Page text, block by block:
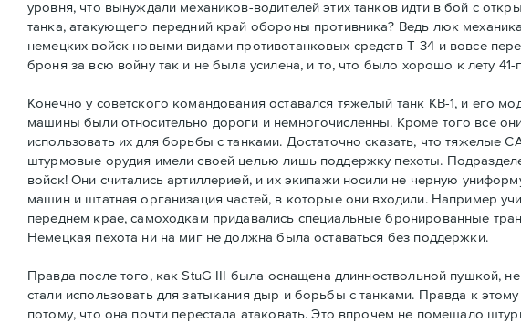
уровня, что вынуждали механиков-водителей этих танков идти в бой с
танка, атакующего передний край обороны противника? Ведь люк
немецких войск новыми видами противотанковых средств Т-34 и вовсе
броня за всю войну так и не была усилена, и то, что было хорошо к лету
Конечно у советского командования оставался тяжелый танк КВ-1, и его
машины были относительно дороги и немногочисленны. Кроме того все
использовать их для борьбы с танками. Достаточно сказать, что
штурмовые орудия имели своей целью лишь поддержку пехоты.
войск! Они считались артиллерией, и их экипажи носили не черную
машин и штатная организация частей, в которые они входили. Например
переднем крае, самоходкам придавались специальные бронированные
Немецкая пехота ни на миг не должна была оставаться без поддержки.
Правда после того, как StuG III была оснащена длинноствольной пушкой,
стали использовать для затыкания дыр и борьбы с танками. Правда к
потому, что она почти перестала атаковать. Это впрочем не помешало